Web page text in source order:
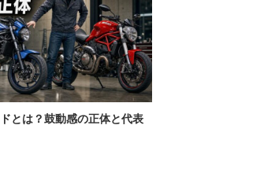
とは？鼓動感の正体と代表